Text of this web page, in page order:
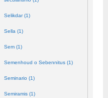
Selikdar (1)
Sella (1)
Sem (1)
Semenhoud o Sebennitus (1)
Seminario (1)
Semiramis (1)